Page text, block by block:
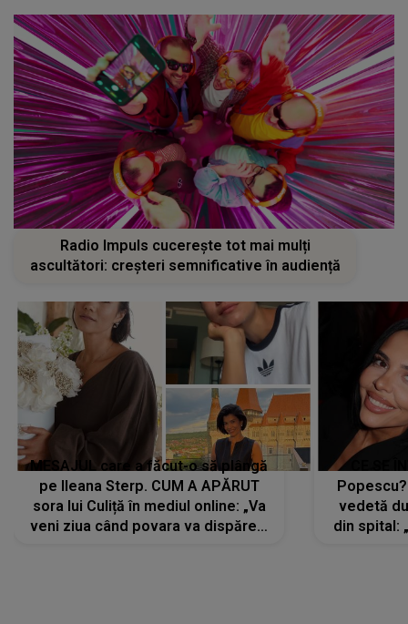
Radio Impuls cucerește tot mai mulți
ascultători: creșteri semnificative în audiență
MESAJUL care a făcut-o să plângă
pe Ileana Sterp. CUM A APĂRUT
sora lui Culiță în mediul online: „Va
veni ziua când povara va dispărea,
vedetă
din spital: